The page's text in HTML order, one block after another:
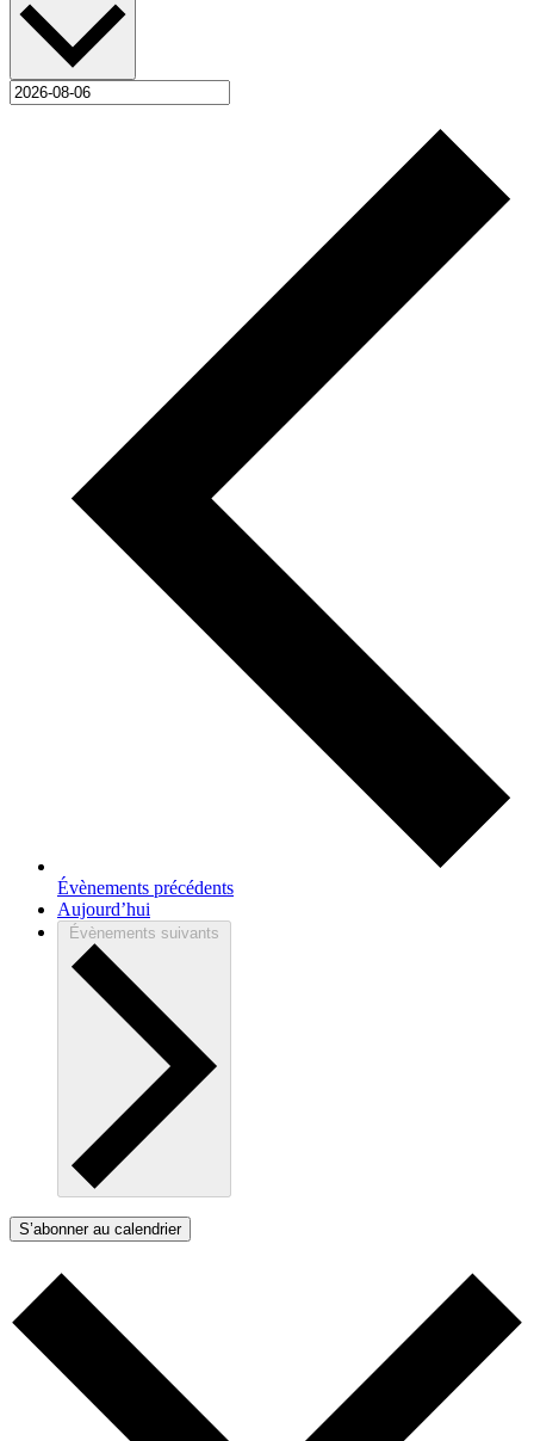
Évènements précédents
Aujourd’hui
Évènements suivants
S’abonner au calendrier